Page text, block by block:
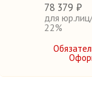
78 379 ₽
для
22%